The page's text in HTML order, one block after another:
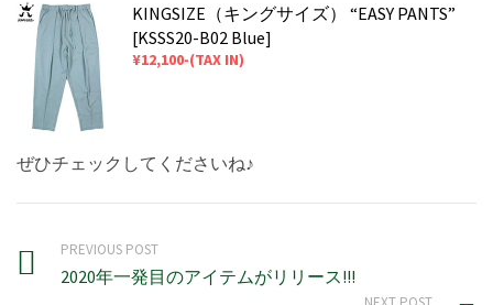
KINGSIZE（キングサイズ） “EASY PANTS”
[KSSS20-B02 Blue]
¥12,100-(TAX IN)
ぜひチェックしてくださいね♪
PREVIOUS POST
2020年一発目のアイテムがリリース!!!